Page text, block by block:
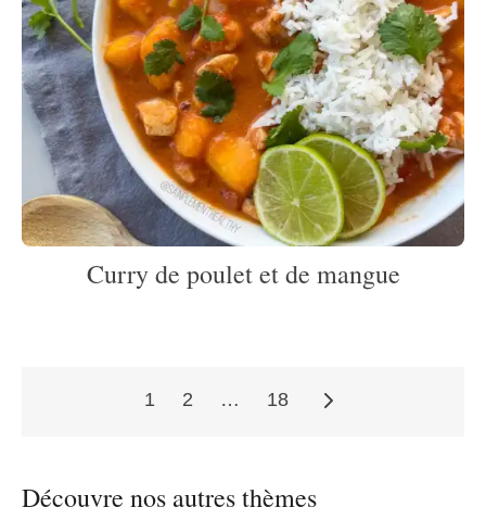
Curry de poulet et de mangue
Pagination1 2 … 18
Découvre nos autres thèmes